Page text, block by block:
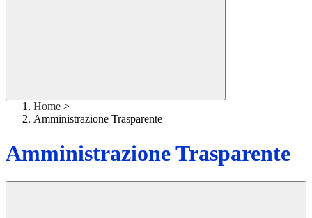
Home >
Amministrazione Trasparente
Amministrazione Trasparente